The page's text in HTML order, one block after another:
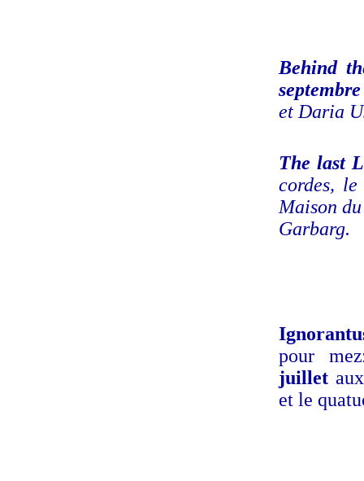
Behind
septembre
et Daria
The last
cordes,
Maison
Garbarg.
pour
juillet
et le